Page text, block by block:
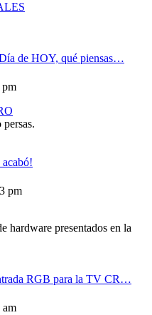
de HOY, qué piensas…
acabó!
pm
hardware presentados en la
RGB para la TV CR…
am